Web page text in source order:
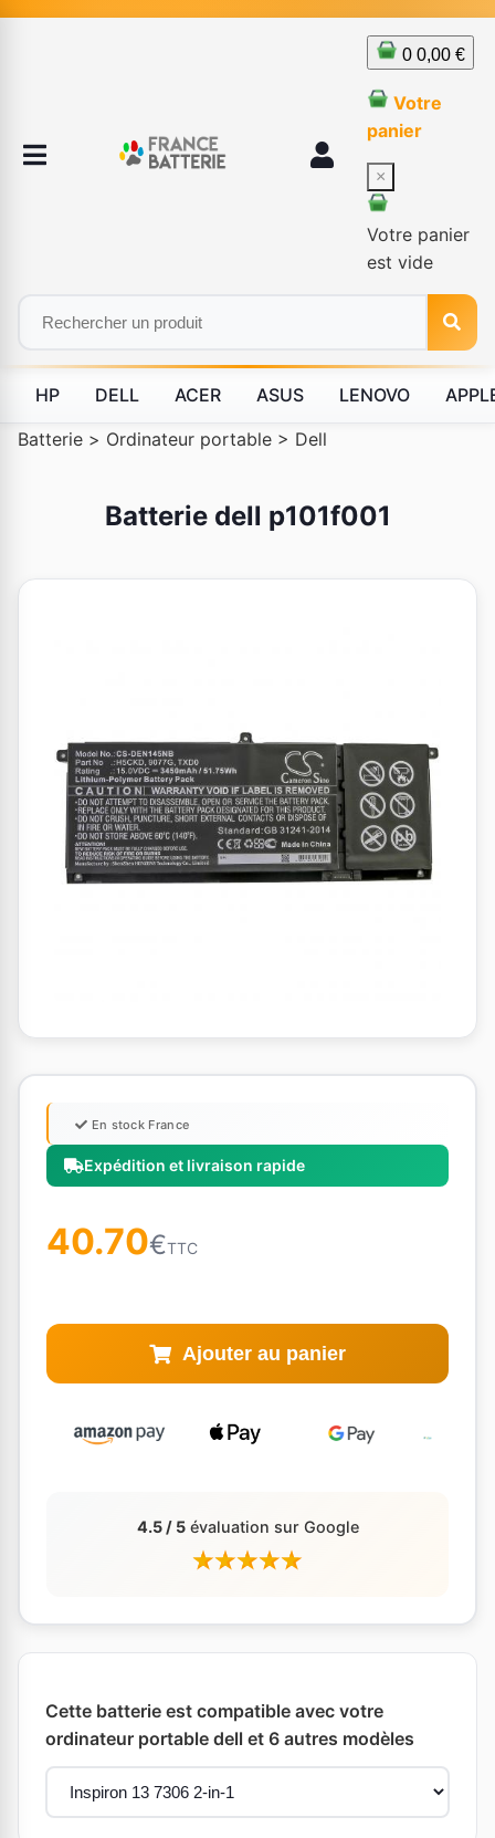
0 0,00 €
Votre
panier
×
Votre panier
est vide
HP DELL ACER ASUS LENOVO
Batterie > Ordinateur portable > Dell
Batterie dell p101f001
Expédition et livraison rapide
En stock France
40.70€TTC
Ajouter au panier
4.5 / 5évaluation sur Google
Cette batterie est compatible avec votre
ordinateur portable dell et 6 autres modèles